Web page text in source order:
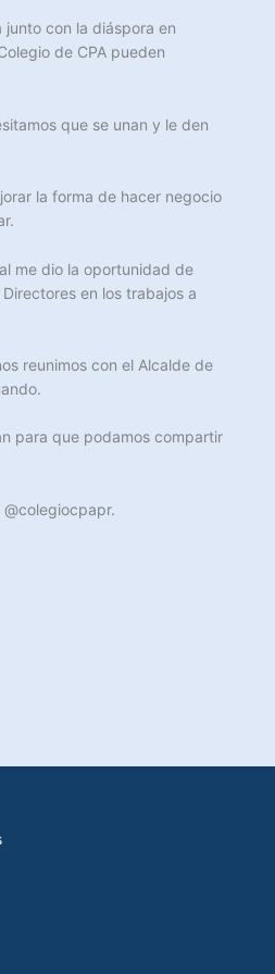
junto con la diáspora en
de CPA pueden
que se unan y le den
la forma de hacer negocio
me dio la oportunidad de
en los trabajos a
reunimos con el Alcalde de
para que podamos compartir